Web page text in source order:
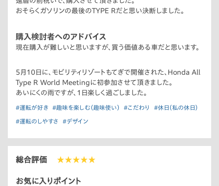
おそらくガソリンの最後のTYPE Rだと思い決断しました。
購入検討者へのアドバイス
現在購入が難しいと思いますが、買う価値ある車だと思います。
5月10日に、モビリティリゾートもてぎで開催された、Honda All
Type R World Meetingに初参加させて頂きました。
あいにくの雨ですが、1日楽しく過ごしました。
#運転が好き #趣味を楽しむ（趣味使い） #こだわり #休日（私の休日）
#運転のしやすさ #デザイン
総合評価 ★★★★★
お気に入りポイント